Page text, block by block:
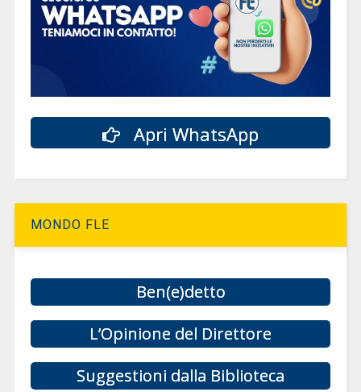
Apri WhatsApp
MONDO FLE
Ben(e)detto
L’Opinione del Direttore
Suggestioni dalla Biblioteca